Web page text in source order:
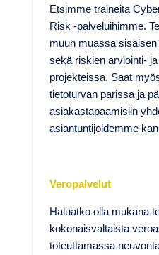
Etsimme traineita
Risk -palveluihimme.
muun muassa
sekä riskien arviointi-
projekteissa. Saat
tietoturvan parissa ja
asiakastapaamisiin
asiantuntijoidemme
Veropalvelut
Haluatko olla mukana
kokonaisvaltaista
toteuttamassa